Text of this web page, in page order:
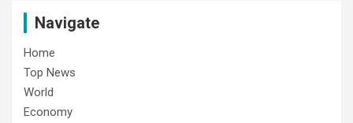
Navigate
Home
Top News
World
Economy